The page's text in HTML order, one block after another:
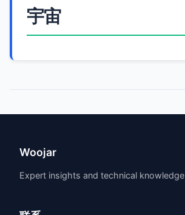
宇宙
Woojar
Expert insights and technical knowledge